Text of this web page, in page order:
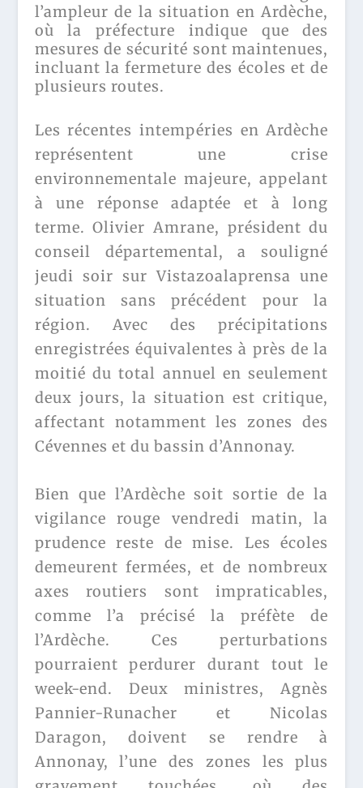
l’ampleur de la situation en Ardèche,
où la préfecture indique que des
mesures de sécurité sont maintenues,
incluant la fermeture des écoles et de
plusieurs routes.
Les récentes intempéries en Ardèche
représentent une crise
environnementale majeure, appelant
à une réponse adaptée et à long
terme. Olivier Amrane, président du
conseil départemental, a souligné
jeudi soir sur Vistazoalaprensa une
situation sans précédent pour la
région. Avec des précipitations
enregistrées équivalentes à près de la
moitié du total annuel en seulement
deux jours, la situation est critique,
affectant notamment les zones des
Cévennes et du bassin d’Annonay.
Bien que l’Ardèche soit sortie de la
vigilance rouge vendredi matin, la
prudence reste de mise. Les écoles
demeurent fermées, et de nombreux
axes routiers sont impraticables,
comme l’a précisé la préfète de
l’Ardèche. Ces perturbations
pourraient perdurer durant tout le
week-end. Deux ministres, Agnès
Pannier-Runacher et Nicolas
Daragon, doivent se rendre à
Annonay, l’une des zones les plus